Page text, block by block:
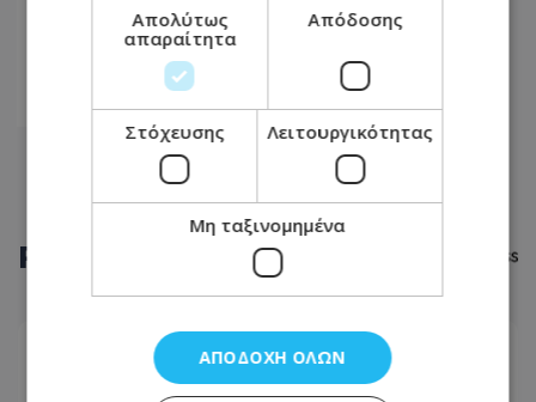
27
ΡΟΗ
ΑΣΤΥΝΟΜΙΚΟ ΡΕΠΟΡΤΑΖ
08.08.2026 - 08:23
Απολύτως
απαραίτητα
Απόδοσης
Στόχευσης Λειτουργικότητας
Μη ταξινομημένα
ΑΠΟΔΟΧΉ ΌΛΩΝ